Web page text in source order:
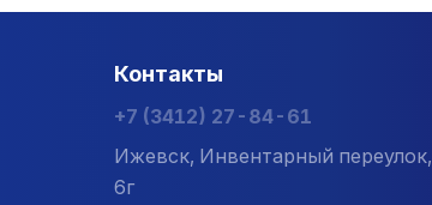
Контакты
+7 (3412) 27-84-61
Ижевск, Инвентарный переулок,
6г